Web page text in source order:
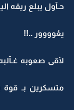
حـآول يبلع ريقه
يعُوووور ..!!
لآقى صعوبه
متسكرين بـ قوة